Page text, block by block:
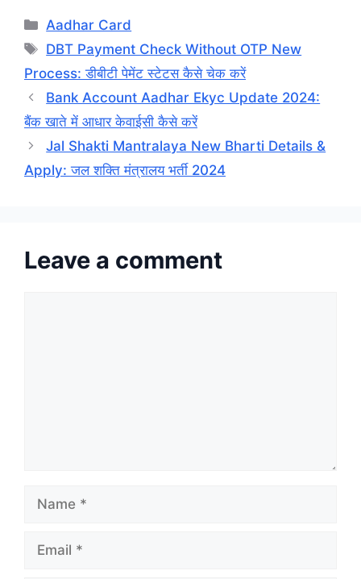
Categories
Aadhar Card
Tags
DBT Payment Check Without OTP New
Process: डीबीटी पेमेंट स्टेटस कैसे चेक करें
Bank Account Aadhar Ekyc Update 2024:
बैंक खाते में आधार केवाईसी कैसे करें
Jal Shakti Mantralaya New Bharti Details &
Apply: जल शक्ति मंत्रालय भर्ती 2024
Leave a comment
Name
Email